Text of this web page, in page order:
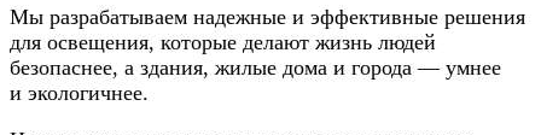
Мы разрабатываем надежные и эффективные решения
для освещения, которые делают жизнь людей
безопаснее, а здания, жилые дома и города — умнее
и экологичнее.